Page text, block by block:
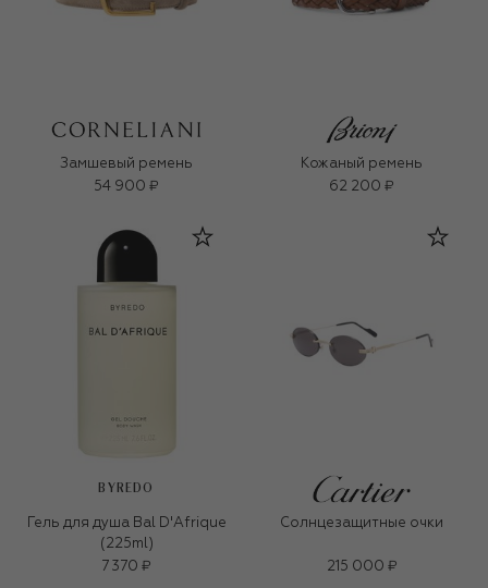
Замшевый ремень
54 900 ₽
Кожаный ремень
62 200 ₽
BYREDO
Гель для душа Bal D'Afrique
(225ml)
7 370 ₽
Солнцезащитные очки
215 000 ₽